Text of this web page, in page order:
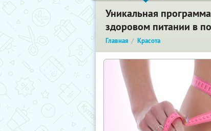
Уникальная
здоровом питании в
Главная Красота